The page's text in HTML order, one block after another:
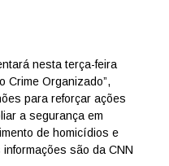
nesta terça-feira
Crime Organizado”,
para reforçar ações
a segurança em
de homicídios e
são da CNN